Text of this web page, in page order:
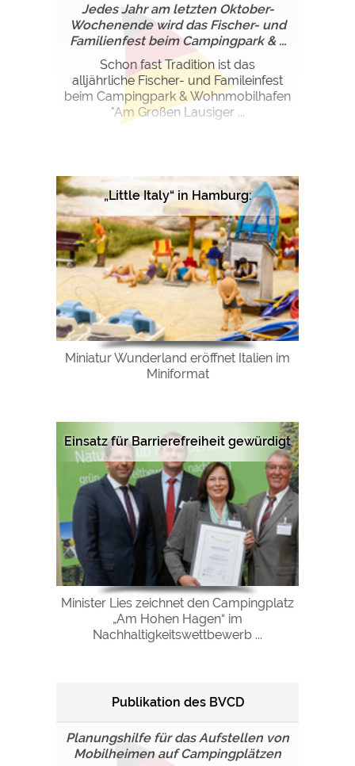
Jedes Jahr am letzten Oktober-
Wochenende wird das Fischer- und
Familienfest beim Campingpark & ...
Schon fast Tradition ist das
alljährliche Fischer- und Famileinfest
beim Campingpark & Wohnmobilhafen
"Am Großen Lausiger ...
„Little Italy“ in Hamburg:
Miniatur Wunderland eröffnet Italien im
Miniformat
Einsatz für Barrierefreiheit gewürdigt
Minister Lies zeichnet den Campingplatz
„Am Hohen Hagen“ im
Nachhaltigkeitswettbewerb ...
Publikation des BVCD
Planungshilfe für das Aufstellen von
Mobilheimen auf Campingplätzen